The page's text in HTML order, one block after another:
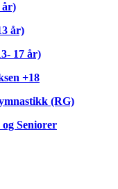
år)
år)
17 år)
+18
(RG)
Seniorer